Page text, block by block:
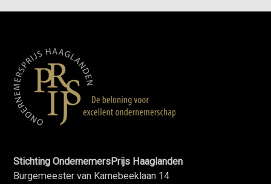
Stichting OndernemersPrijs Haaglanden
Burgemeester van Karnebeeklaan 14